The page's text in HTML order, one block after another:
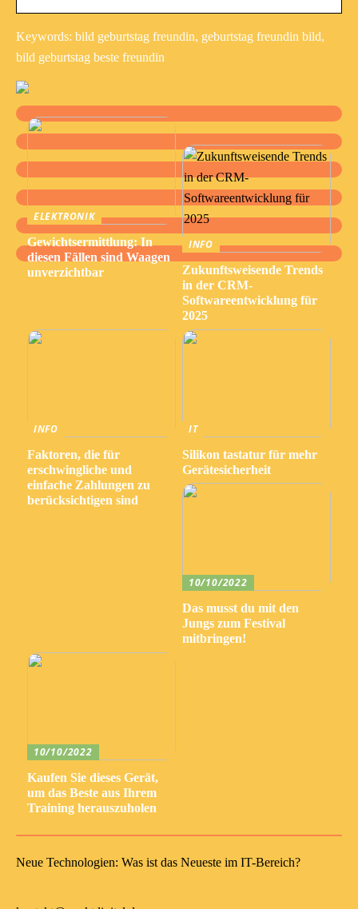
Keywords: bild geburtstag freundin, geburtstag freundin bild,
bild geburtstag beste freundin
ELEKTRONIK
Gewichtsermittlung: In
diesen Fällen sind Waagen
unverzichtbar
INFO
Zukunftsweisende Trends
in der CRM-
Softwareentwicklung für
2025
INFO
Faktoren, die für
erschwingliche und
einfache Zahlungen zu
berücksichtigen sind
IT
Silikon tastatur für mehr
Gerätesicherheit
10/10/2022
Das musst du mit den
Jungs zum Festival
mitbringen!
10/10/2022
Kaufen Sie dieses Gerät,
um das Beste aus Ihrem
Training herauszuholen
Neue Technologien: Was ist das Neueste im IT-Bereich?